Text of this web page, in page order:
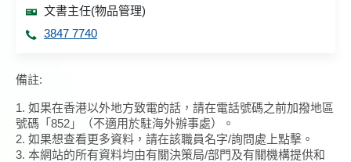
文書主任(物品管理)
3847 7740
備註:
1. 如果在香港以外地方致電的話，請在電話號碼之前加撥地區
號碼「852」（不適用於駐海外辦事處）。
2. 如果想查看更多資料，請在該職員名字/詢問處上點擊。
3. 本網站的所有資料均由有關決策局/部門及有關機構提供和